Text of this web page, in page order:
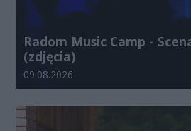
Radom Music Camp -
(zdjęcia)
Data dodania galerii:
09.08.2026